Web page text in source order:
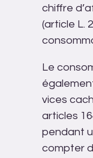
chiffre
(article L.
Le
vices
articles
pendant
compter